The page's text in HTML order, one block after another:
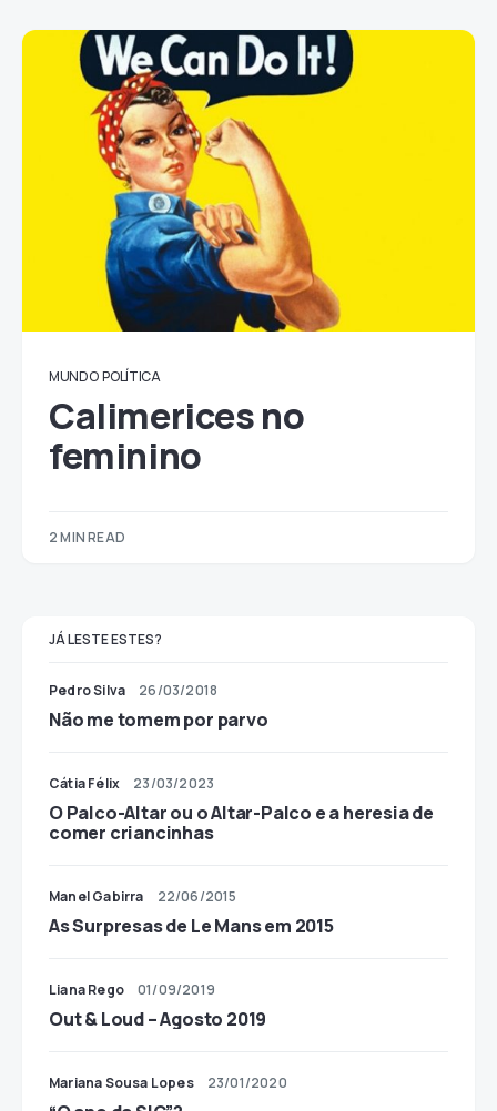
MUNDO POLÍTICA
Calimerices no
feminino
2 MIN READ
JÁ LESTE ESTES?
Pedro Silva 26/03/2018
Não me tomem por parvo
Cátia Félix 23/03/2023
O Palco-Altar ou o Altar-Palco e a heresia de
comer criancinhas
Manel Gabirra 22/06/2015
As Surpresas de Le Mans em 2015
Liana Rego 01/09/2019
Out & Loud – Agosto 2019
Mariana Sousa Lopes 23/01/2020